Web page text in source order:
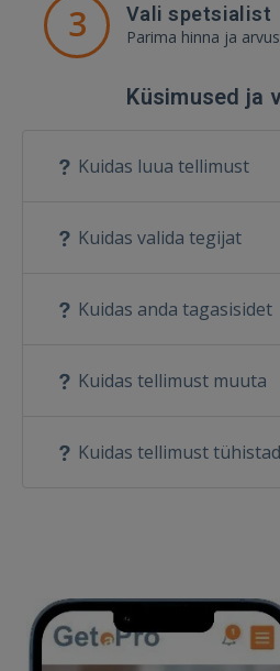
3 Vali spetsialist
Parima hinna ja
Küsimused ja
Kuidas luua tellimust
Kuidas valida tegijat
Kuidas anda tagasisidet
Kuidas tellimust muuta
Kuidas tellimust